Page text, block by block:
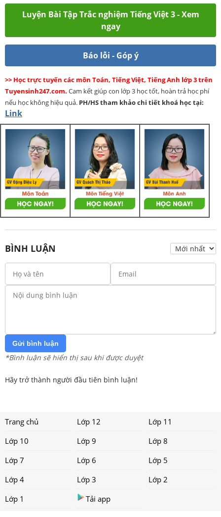
Luyện Bài Tập Trắc nghiệm Tiếng Việt 3 - Xem
ngay
Báo lỗi - Góp ý
>> Học trực tuyến các môn Toán, Tiếng Việt, Tiếng Anh lớp 3 trên
Tuyensinh247.com. Cam kết giúp con lớp 3 học tốt, hoàn trả học phí
nếu học không hiệu quả. PH/HStham khảo chi tiết khoá học tại:
Link
BÌNH LUẬN
Gửi bình luận
*Bình luận sẽ hiển thị sau khi được duyệt
Hãy trở thành người đầu tiên bình luận!
Trang chủ Lớp 12
Lớp 11
Lớp 10
Lớp 9
Lớp 8
Lớp 7
Lớp 6
Lớp 5
Lớp 4
Lớp 3
Lớp 2
Lớp 1
Tải app